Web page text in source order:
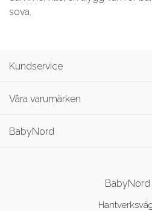
sova.
Kundservice
Våra varumärken
BabyNord
BabyNord